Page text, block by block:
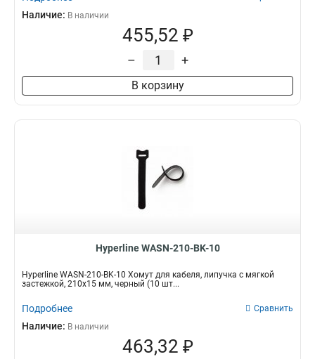
Наличие: В наличии
455,52 ₽
– +
В корзину
Hyperline WASN-210-BK-10
Hyperline WASN-210-BK-10 Хомут для кабеля, липучка с мягкой
застежкой, 210x15 мм, черный (10 шт...
Подробнее Сравнить
Наличие: В наличии
463,32 ₽